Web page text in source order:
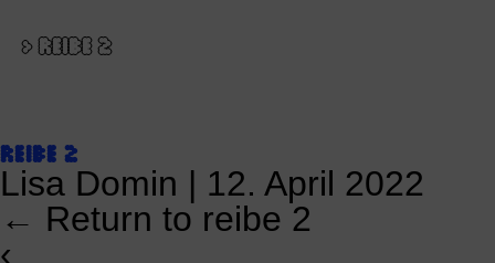
>REIBE 2
REIBE 2
Lisa Domin | 12. April 2022
← Return to reibe 2
‹